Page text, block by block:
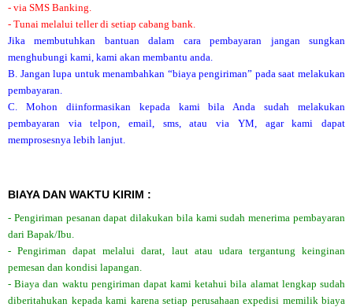
- via SMS Banking.
- Tunai melalui teller di setiap cabang bank.
Jika membutuhkan bantuan dalam cara pembayaran jangan sungkan
menghubungi kami, kami akan membantu anda.
B. Jangan lupa untuk menambahkan “biaya pengiriman” pada saat melakukan
pembayaran.
C. Mohon diinformasikan kepada kami bila Anda sudah melakukan
pembayaran via telpon, email, sms, atau via YM, agar kami dapat
memprosesnya lebih lanjut.
BIAYA DAN WAKTU KIRIM :
- Pengiriman pesanan dapat dilakukan bila kami sudah menerima pembayaran
dari Bapak/Ibu.
- Pengiriman dapat melalui darat, laut atau udara tergantung keinginan
pemesan dan kondisi lapangan.
- Biaya dan waktu pengiriman dapat kami ketahui bila alamat lengkap sudah
diberitahukan kepada kami karena setiap perusahaan expedisi memilik biaya